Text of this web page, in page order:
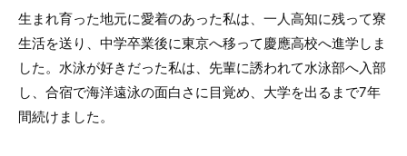
生まれ育った地元に愛着のあった私は、一人高知に残って寮
生活を送り、中学卒業後に東京へ移って慶應高校へ進学しま
した。水泳が好きだった私は、先輩に誘われて水泳部へ入部
し、合宿で海洋遠泳の面白さに目覚め、大学を出るまで7年
間続けました。